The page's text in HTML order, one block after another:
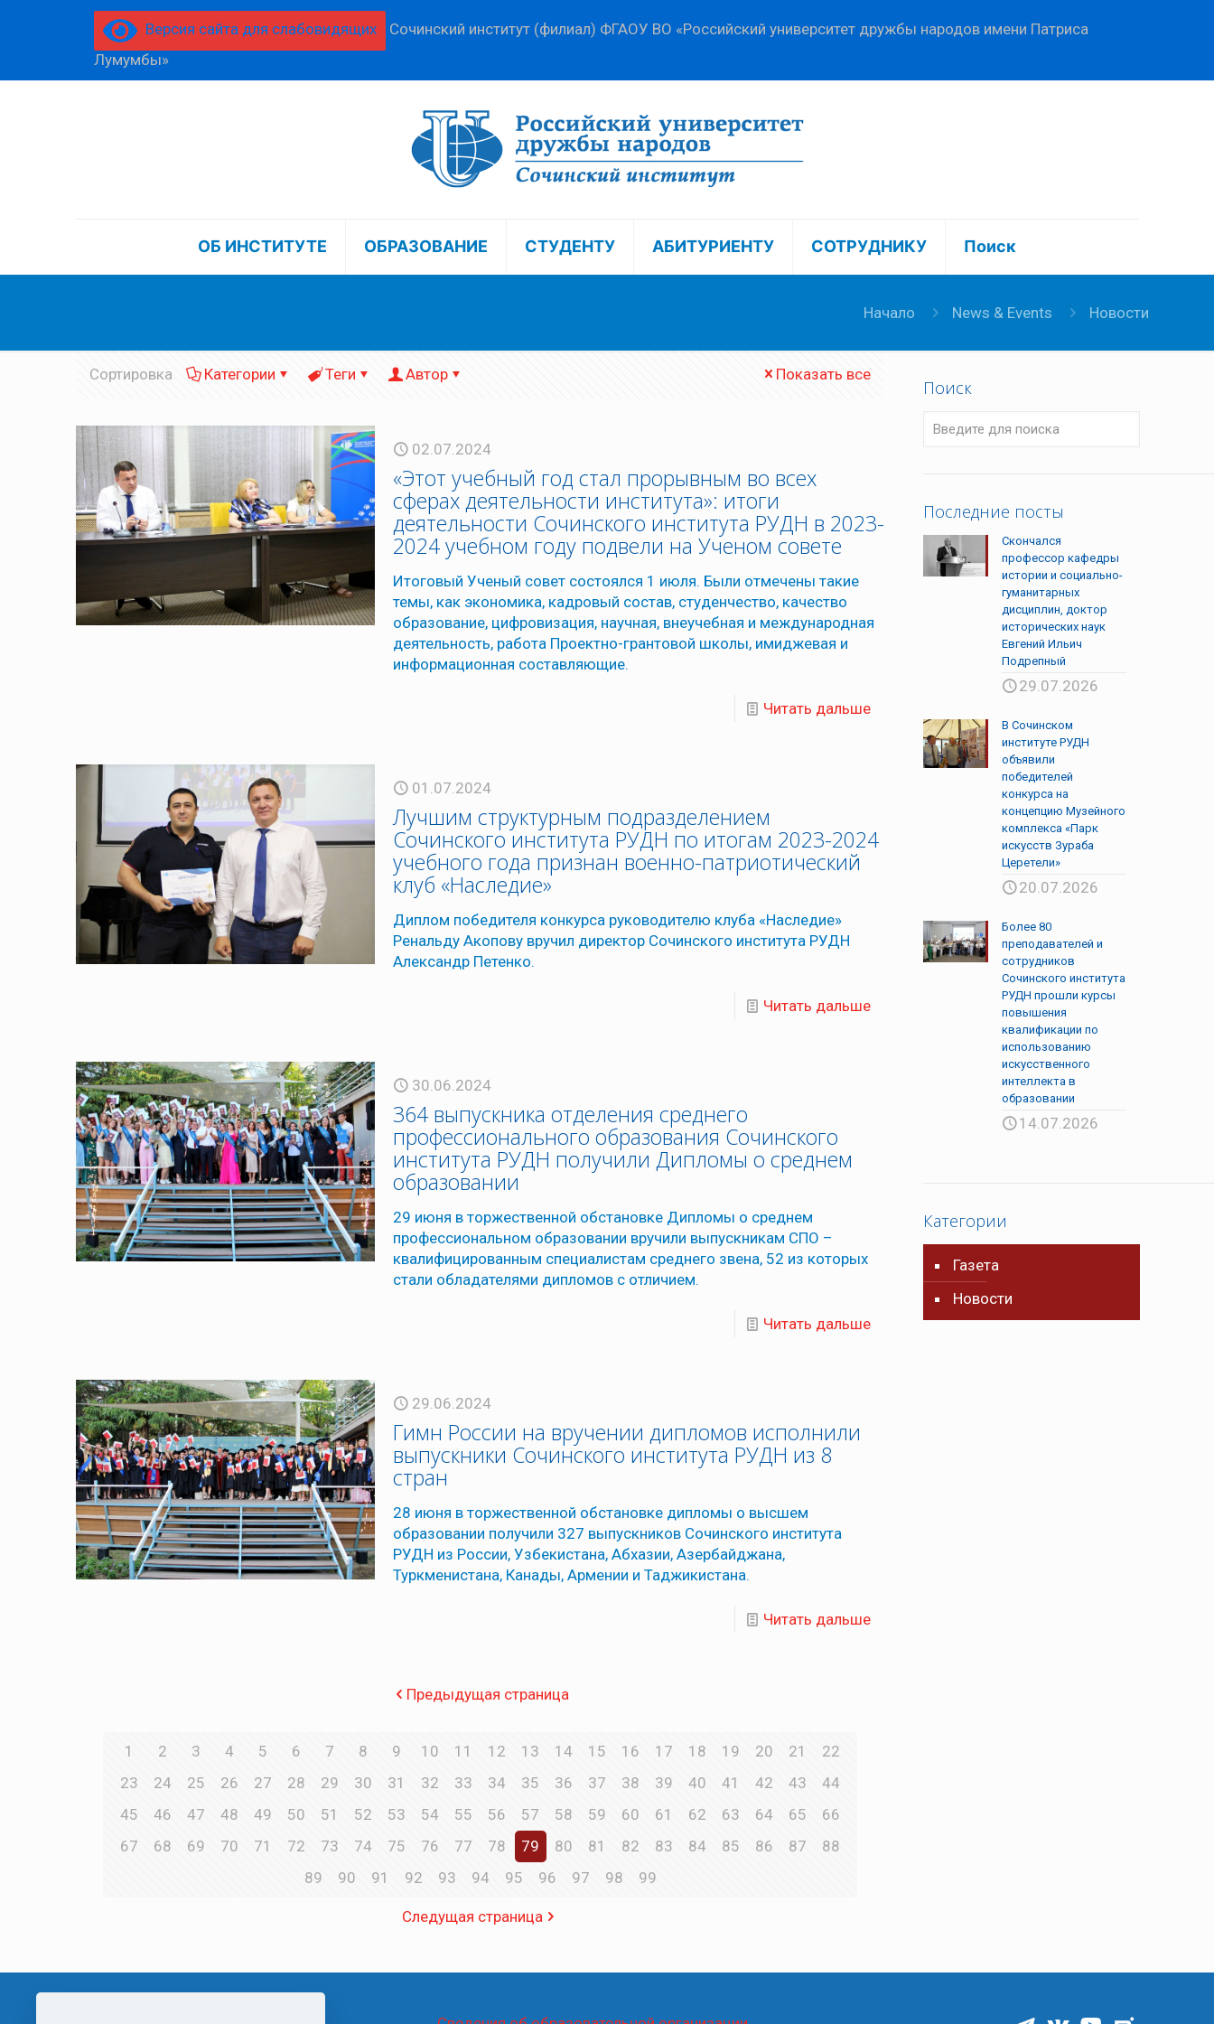
Версия сайта для слабовидящих
Сочинский институт (филиал) ФГАОУ ВО «Российский университет дружбы народов имени Патриса
Лумумбы»
ОБ ИНСТИТУТЕ ОБРАЗОВАНИЕ СТУДЕНТУ АБИТУРИЕНТУ СОТРУДНИКУ Поиск
Начало News & Events Новости
Сортировка Категории Теги Автор Показать все
02.07.2024
«Этот учебный год стал прорывным во всех
сферах деятельности института»: итоги
деятельности Сочинского института РУДН в 2023-
2024 учебном году подвели на Ученом совете
Итоговый Ученый совет состоялся 1 июля. Были отмечены такие
темы, как экономика, кадровый состав, студенчество, качество
образование, цифровизация, научная, внеучебная и международная
деятельность, работа Проектно-грантовой школы, имиджевая и
информационная составляющие.
Читать дальше
01.07.2024
Лучшим структурным подразделением
Сочинского института РУДН по итогам 2023-2024
учебного года признан военно-патриотический
клуб «Наследие»
Диплом победителя конкурса руководителю клуба «Наследие»
Ренальду Акопову вручил директор Сочинского института РУДН
Александр Петенко.
Читать дальше
30.06.2024
364 выпускника отделения среднего
профессионального образования Сочинского
института РУДН получили Дипломы о среднем
образовании
29 июня в торжественной обстановке Дипломы о среднем
профессиональном образовании вручили выпускникам СПО –
квалифицированным специалистам среднего звена, 52 из которых
стали обладателями дипломов с отличием.
Читать дальше
29.06.2024
Гимн России на вручении дипломов исполнили
выпускники Сочинского института РУДН из 8
стран
28 июня в торжественной обстановке дипломы о высшем
образовании получили 327 выпускников Сочинского института
РУДН из России, Узбекистана, Абхазии, Азербайджана,
Туркменистана, Канады, Армении и Таджикистана.
Читать дальше
Предыдущая страница
1 2 3 4 5 6 7 8 9 10 11 12 13 14 15 16 17 18 19 20 21
22
23
24 25 26 27 28 29 30 31 32 33 34 35 36 37 38 39 40 41 42 43
44
45
46 47 48 49 50 51 52 53 54 55 56 57 58 59 60 61 62 63 64 65
66
67
68 69 70 71 72 73 74 75 76 77 78 79 80 81 82 83 84 85 86 87
88
89
90 91 92 93 94 95 96 97 98 99
Следущая страница
Поиск
Последние посты
Скончался
профессор кафедры
истории и социально-
гуманитарных
дисциплин, доктор
исторических наук
Евгений Ильич
Подрепный
29.07.2026
В Сочинском
институте РУДН
объявили
победителей
конкурса на
концепцию Музейного
комплекса «Парк
искусств Зураба
Церетели»
20.07.2026
Более 80
преподавателей и
сотрудников
Сочинского института
РУДН прошли курсы
повышения
квалификации по
использованию
искусственного
интеллекта в
образовании
14.07.2026
Категории
Газета
Новости